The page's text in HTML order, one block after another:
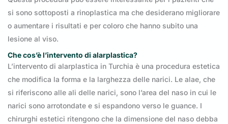
si sono sottoposti a rinoplastica ma che desiderano migliorare
o aumentare i risultati e per coloro che hanno subito una
lesione al viso.
Che cos’è l’intervento di alarplastica?
L’intervento di alarplastica in Turchia è una procedura estetica
che modifica la forma e la larghezza delle narici. Le alae, che
si riferiscono alle ali delle narici, sono l’area del naso in cui le
narici sono arrotondate e si espandono verso le guance. I
chirurghi estetici ritengono che la dimensione del naso debba